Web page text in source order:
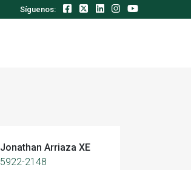
Síguenos:
Jonathan Arriaza XE
5922-2148